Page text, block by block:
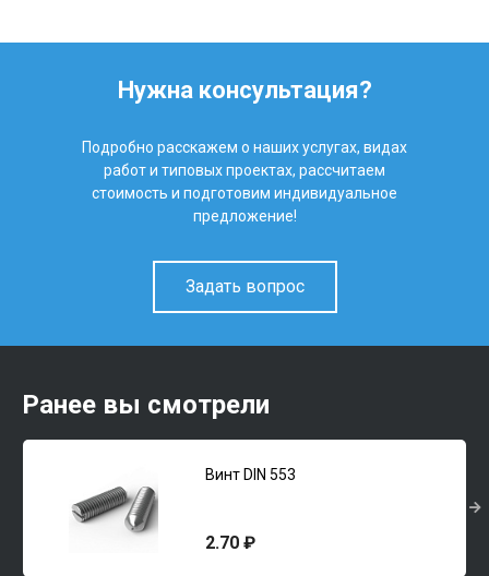
Нужна консультация?
Подробно расскажем о наших услугах, видах
работ и типовых проектах, рассчитаем
стоимость и подготовим индивидуальное
предложение!
Задать вопрос
Ранее вы смотрели
Винт DIN 553
2.70 ₽